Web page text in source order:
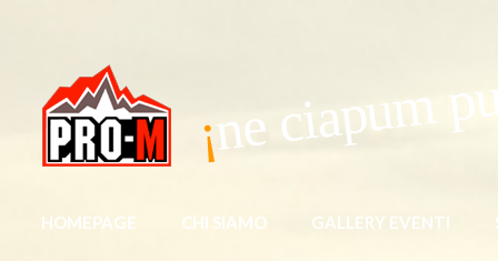
ne ciapum
HOMEPAGE CHI SIAMO GALLERY EVENTI